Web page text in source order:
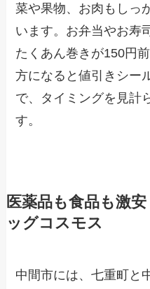
菜や果物、お肉もしっ
います。お弁当やお寿
たくあん巻きが150円
方になると値引きシー
で、タイミングを見計
す。
医薬品も食品も激
ッグコスモス
中間市には、七重町と